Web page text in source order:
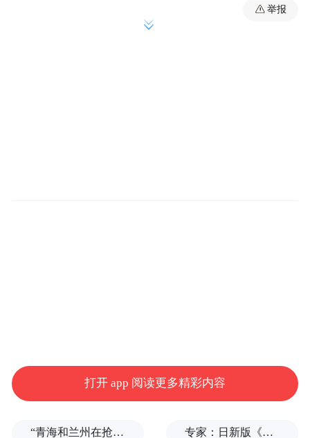
pictures and audios if any) is uploaded and posted
by the user of Dafeng Hao, which is a social media
platform and merely provides information storage
举报
打开 app 阅读更多精彩内容
“青海和兰州在抢一碗面？”青海媒体：这种说法，格局小了 专家：日新版《防卫白皮书》“贼喊捉贼”，想向外界传达三个信号